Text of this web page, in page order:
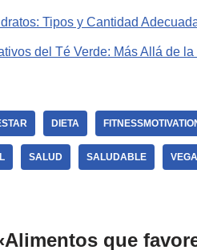
Tipos y Cantidad
del Té Verde: Más Allá de la
DIETA
SALUD SALUDABLE
que